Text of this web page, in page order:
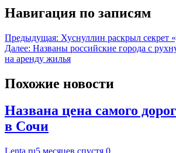
Навигация по записям
Предыдущая: Хуснуллин раскрыл секрет
Далее: Названы российские города с
на аренду жилья
Похожие новости
Названа цена самого
в Сочи